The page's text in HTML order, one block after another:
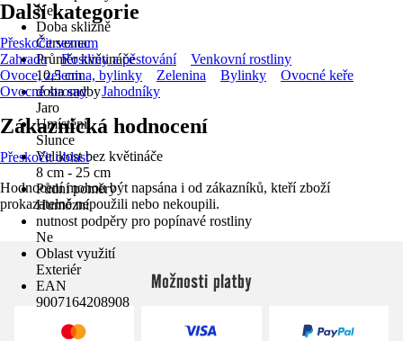
Ne
Doba sklizně
Červenec
Průměr květináče
10,5 cm
doba sadby
Jaro
Umístění
Slunce
Velikost bez květináče
8 cm - 25 cm
Půdní poměry
Humózní
nutnost podpěry pro popínavé rostliny
Ne
Oblast využití
Exteriér
EAN
9007164208908
Další kategorie
Přeskočit seznam
Zahrada
Rostliny a pěstování
Venkovní rostliny
Ovoce, zelenina, bylinky
Zelenina Bylinky
Ovocné keře
Ovocné stromy
Jahodníky
Zákaznická hodnocení
Přeskočit oblast
Hodnocení mohou být napsána i od zákazníků, kteří zboží
prokazatelně nepoužili nebo nekoupili.
Možnosti platby